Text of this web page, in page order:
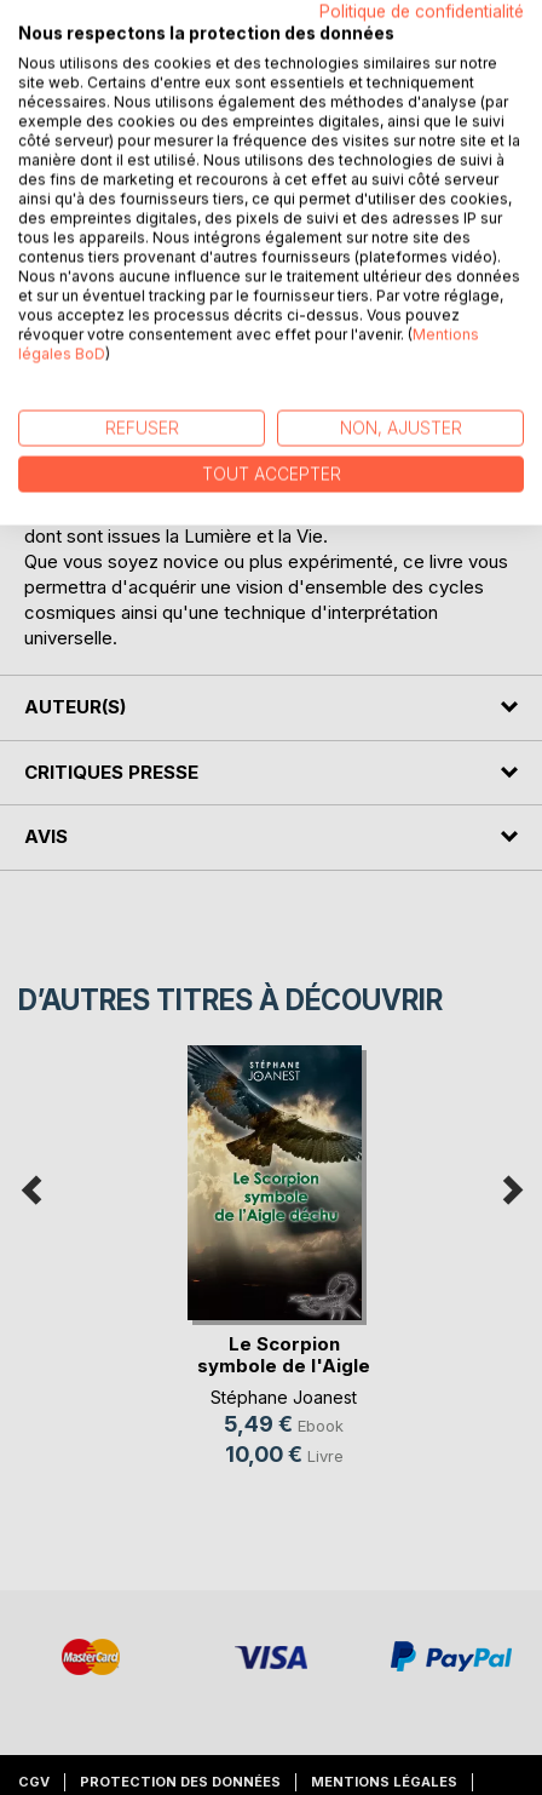
AJOUTER AU PANIER
Ajouter à ma liste d'envies
Laisser un avis
DESCRIPTION
Cet ouvrage a pour but de redonner ses lettres de
noblesse à l'Astrologie, autrefois appelée l'Art Royal, en
rétablissant le pont entre ce qui est en Haut et ce qui est
en bas, le lien entre la voûte étoilée, le zodiaque et les
dont sont issues la Lumière et la Vie.
Que vous soyez novice ou plus expérimenté, ce livre vous
permettra d'acquérir une vision d'ensemble des cycles
cosmiques ainsi qu'une technique d'interprétation
universelle.
AUTEUR(S)
CRITIQUES PRESSE
AVIS
D’AUTRES TITRES À DÉCOUVRIR
Le Scorpion
symbole de l'Aigle
déchu
Stéphane Joanest
5,49 € Ebook
10,00 € Livre
CGV PROTECTION DES DONNÉES MENTIONS LÉGALES
Politique de confidentialité
Nous respectons la protection des données
Nous utilisons des cookies et des technologies similaires sur notre
site web. Certains d'entre eux sont essentiels et techniquement
nécessaires. Nous utilisons également des méthodes d'analyse (par
exemple des cookies ou des empreintes digitales, ainsi que le suivi
côté serveur) pour mesurer la fréquence des visites sur notre site et la
manière dont il est utilisé. Nous utilisons des technologies de suivi à
des fins de marketing et recourons à cet effet au suivi côté serveur
ainsi qu'à des fournisseurs tiers, ce qui permet d'utiliser des cookies,
des empreintes digitales, des pixels de suivi et des adresses IP sur
tous les appareils. Nous intégrons également sur notre site des
contenus tiers provenant d'autres fournisseurs (plateformes vidéo).
Nous n'avons aucune influence sur le traitement ultérieur des données
et sur un éventuel tracking par le fournisseur tiers. Par votre réglage,
vous acceptez les processus décrits ci-dessus. Vous pouvez
révoquer votre consentement avec effet pour l'avenir. (Mentions
légales BoD)
REFUSER NON, AJUSTER
TOUT ACCEPTER